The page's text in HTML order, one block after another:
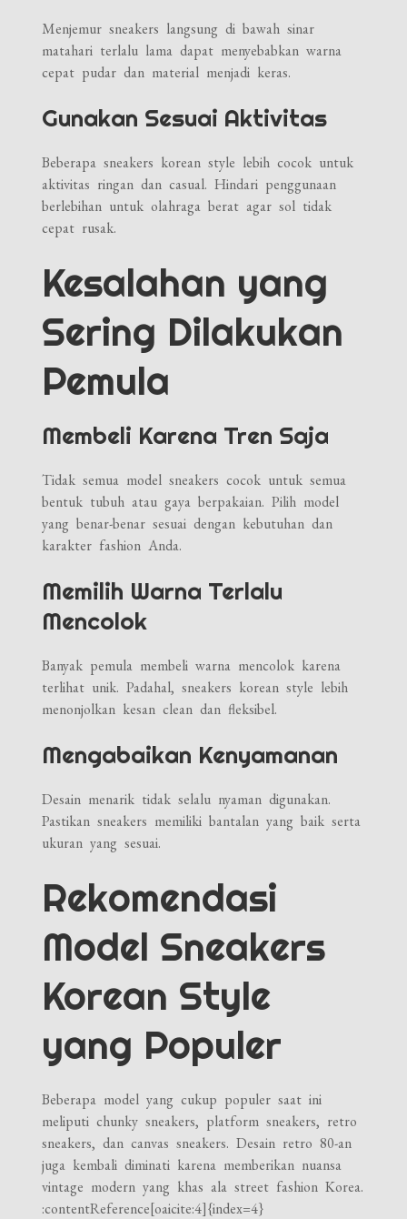
Menjemur sneakers langsung di bawah sinar
matahari terlalu lama dapat menyebabkan warna
cepat pudar dan material menjadi keras.
Gunakan Sesuai Aktivitas
Beberapa sneakers korean style lebih cocok untuk
aktivitas ringan dan casual. Hindari penggunaan
berlebihan untuk olahraga berat agar sol tidak
cepat rusak.
Kesalahan yang
Sering Dilakukan
Pemula
Membeli Karena Tren Saja
Tidak semua model sneakers cocok untuk semua
bentuk tubuh atau gaya berpakaian. Pilih model
yang benar-benar sesuai dengan kebutuhan dan
karakter fashion Anda.
Memilih Warna Terlalu
Mencolok
Banyak pemula membeli warna mencolok karena
terlihat unik. Padahal, sneakers korean style lebih
menonjolkan kesan clean dan fleksibel.
Mengabaikan Kenyamanan
Desain menarik tidak selalu nyaman digunakan.
Pastikan sneakers memiliki bantalan yang baik serta
ukuran yang sesuai.
Rekomendasi
Model Sneakers
Korean Style
yang Populer
Beberapa model yang cukup populer saat ini
meliputi chunky sneakers, platform sneakers, retro
sneakers, dan canvas sneakers. Desain retro 80-an
juga kembali diminati karena memberikan nuansa
vintage modern yang khas ala street fashion Korea.
:contentReference[oaicite:4]{index=4}